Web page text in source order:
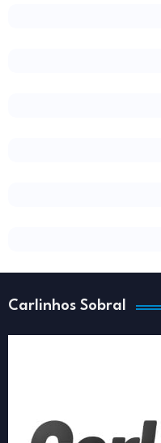
Carlinhos Sobral